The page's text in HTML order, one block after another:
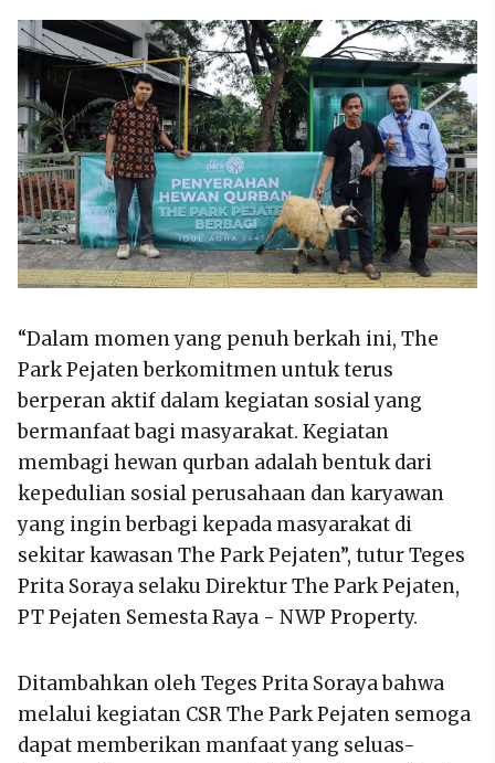
“Dalam momen yang penuh berkah ini, The
Park Pejaten berkomitmen untuk terus
berperan aktif dalam kegiatan sosial yang
bermanfaat bagi masyarakat. Kegiatan
membagi hewan qurban adalah bentuk dari
kepedulian sosial perusahaan dan karyawan
yang ingin berbagi kepada masyarakat di
sekitar kawasan The Park Pejaten”, tutur Teges
Prita Soraya selaku Direktur The Park Pejaten,
PT Pejaten Semesta Raya - NWP Property.
Ditambahkan oleh Teges Prita Soraya bahwa
melalui kegiatan CSR The Park Pejaten semoga
dapat memberikan manfaat yang seluas-